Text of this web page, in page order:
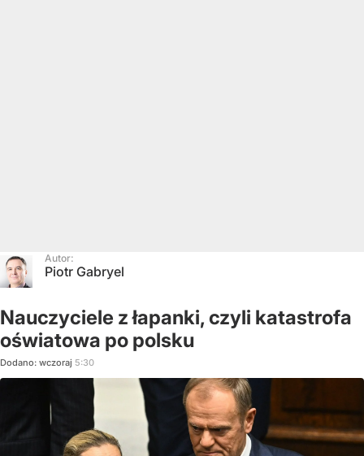
Autor:
Piotr Gabryel
Nauczyciele z łapanki, czyli katastrofa
oświatowa po polsku
Dodano: wczoraj 5:30